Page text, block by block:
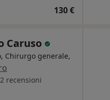
130 €
Caruso
Chirurgo generale,
recensioni